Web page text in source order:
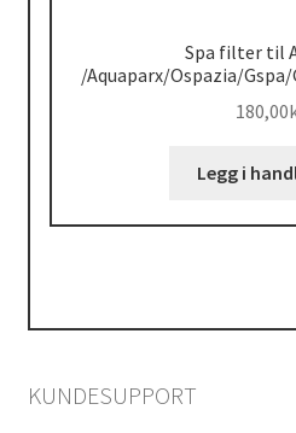
Spa filter til
/Aquaparx/Ospazia/
180,00
Legg i
KUNDESUPPORT